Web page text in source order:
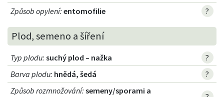
Způsob opylení: entomofilie ?
Plod, semeno a šíření
Typ plodu: suchý plod – nažka
?
Barva plodu: hnědá, šedá
?
Způsob rozmnožování: semeny/sporami a